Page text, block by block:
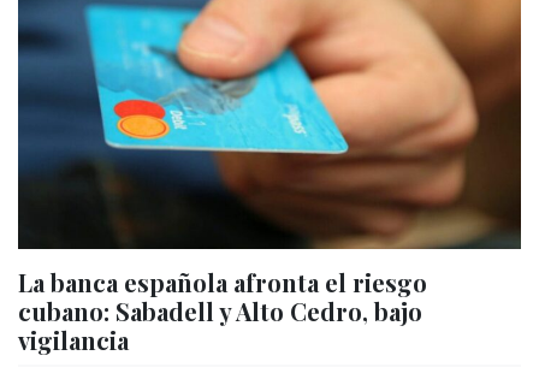
La banca española afronta el riesgo
cubano: Sabadell y Alto Cedro, bajo
vigilancia